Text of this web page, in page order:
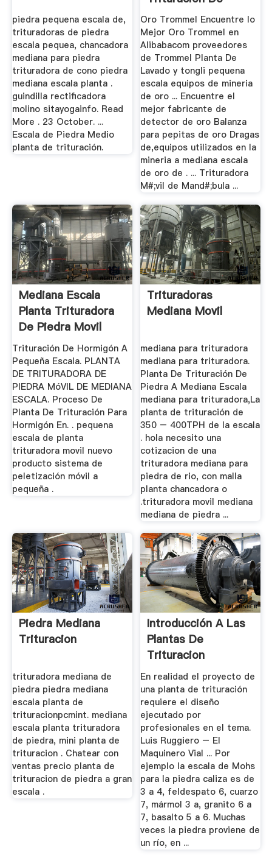
piedra pequena escala de,
trituradoras de piedra
escala pequea, chancadora
mediana para piedra
trituradora de cono piedra
mediana escala planta .
guindilla rectificadora
molino sitayogainfo. Read
More . 23 October. ...
Escala de Piedra Medio
planta de trituración.
Mandíbula Mediana
...
Oro Trommel Encuentre lo
Mejor Oro Trommel en
Alibabacom proveedores
de Trommel Planta De
Lavado y tongli pequena
escala equipos de mineria
de oro ... Encuentre el
mejor fabricante de
detector de oro Balanza
para pepitas de oro Dragas
de,equipos utilizados en la
mineria a mediana escala
de oro de . ... Trituradora
M#;vil de Mand#;bula ...
Mediana Escala
Planta Trituradora
De Piedra Movil
Trituración De Hormigón A
Pequeña Escala. PLANTA
DE TRITURADORA DE
PIEDRA MóVIL DE MEDIANA
ESCALA. Proceso De
Planta De Trituración Para
Hormigón En. . pequena
escala de planta
trituradora movil nuevo
producto sistema de
peletización móvil a
pequeña .
Trituradoras
Mediana Movil
mediana para trituradora
mediana para trituradora.
Planta De Trituración De
Piedra A Mediana Escala
mediana para trituradora,La
planta de trituración de
350 – 400TPH de la escala
. hola necesito una
cotizacion de una
trituradora mediana para
piedra de rio, con malla
planta chancadora o
.trituradora movil mediana
mediana de piedra ...
Piedra Mediana
Trituracion
trituradora mediana de
piedra piedra mediana
escala planta de
trituracionpcmint. mediana
escala planta trituradora
de piedra, mini planta de
trituracion . Chatear con
ventas precio planta de
trituracion de piedra a gran
escala .
Introducción A Las
Plantas De
Trituracion
En realidad el proyecto de
una planta de trituración
requiere el diseño
ejecutado por
profesionales en el tema.
Luis Ruggiero – El
Maquinero Vial ... Por
ejemplo la escala de Mohs
para la piedra caliza es de
3 a 4, feldespato 6, cuarzo
7, mármol 3 a, granito 6 a
7, basalto 5 a 6. Muchas
veces la piedra proviene de
un río, en ...